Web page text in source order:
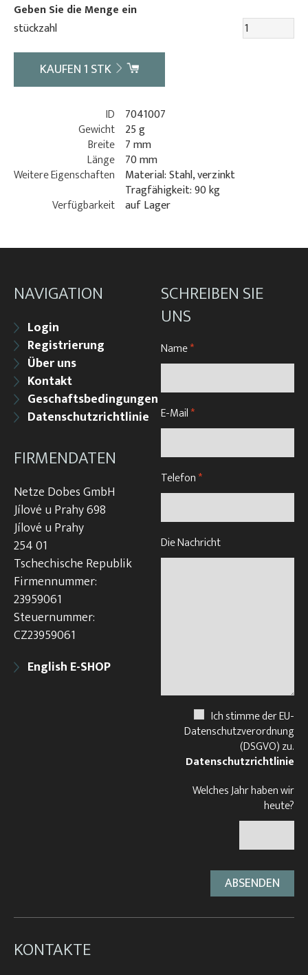
Geben Sie die Menge ein
stückzahl
KAUFEN1 STK
ID
7041007
Gewicht 25 g
Breite 7 mm
Länge 70 mm
Weitere Eigenschaften
Material: Stahl, verzinkt
Tragfähigkeit: 90 kg
Verfügbarkeit auf Lager
NAVIGATION
Login
Registrierung
Über uns
Kontakt
Geschaftsbedingungen
Datenschutzrichtlinie
FIRMENDATEN
Netze Dobes GmbH
Jílové u Prahy 698
Jílové u Prahy
254 01
Tschechische Republik
Firmennummer:
23959061
Steuernummer:
CZ23959061
English E-SHOP
SCHREIBEN SIE
UNS
Name*
E-Mail*
Telefon*
Die Nachricht
Ich stimme der EU-
Datenschutzverordnung
(DSGVO) zu.
Datenschutzrichtlinie
Welches Jahr haben wir
heute?
KONTAKTE